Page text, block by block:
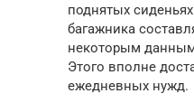
поднятых
багажника
некоторым
Этого вполне
ежедневных нужд.